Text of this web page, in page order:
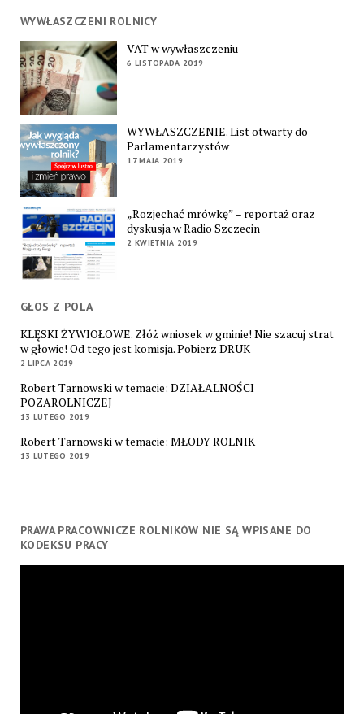
WYWŁASZCZENI ROLNICY
VAT w wywłaszczeniu
6 LISTOPADA 2019
WYWŁASZCZENIE. List otwarty do
Parlamentarzystów
17 MAJA 2019
„Rozjechać mrówkę” – reportaż oraz
dyskusja w Radio Szczecin
2 KWIETNIA 2019
GŁOS Z POLA
KLĘSKI ŻYWIOŁOWE. Złóż wniosek w gminie! Nie szacuj strat
w głowie! Od tego jest komisja. Pobierz DRUK
2 LIPCA 2019
Robert Tarnowski w temacie: DZIAŁALNOŚCI
POZAROLNICZEJ
13 LUTEGO 2019
Robert Tarnowski w temacie: MŁODY ROLNIK
13 LUTEGO 2019
PRAWA PRACOWNICZE ROLNIKÓW NIE SĄ WPISANE DO
KODEKSU PRACY